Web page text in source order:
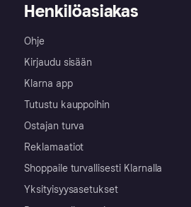
Henkilöasiakas
Ohje
Kirjaudu sisään
Klarna app
Tutustu kauppoihin
Ostajan turva
Reklamaatiot
Shoppaile turvallisesti Klarnalla
Yksityisyysasetukset